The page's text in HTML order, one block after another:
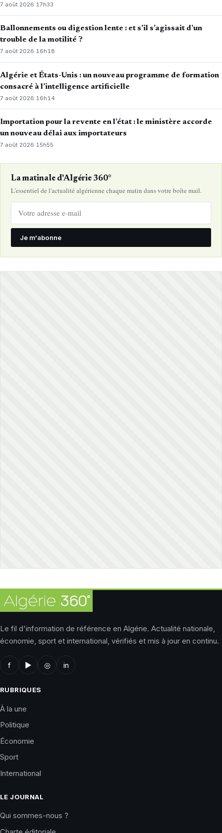
7 août 2026· 17h33
Ballonnements ou digestion lente : et s’il s’agissait d’un
trouble de la motilité ?
7 août 2026·16h18
Algérie et États-Unis : un nouveau programme de formation
consacré à l’intelligence artificielle
7 août 2026· 16h14
Importation pour la revente en l’état : le ministère accorde
un nouveau délai aux importateurs
7 août 2026·15h55
La matinale d'Algérie 360°
L'essentiel de l'actualité algérienne chaque matin dans votre boîte mail.
Je m'abonne
Le fil d'information de référence en Algérie. Actualité nationale,
économie, sport et international, vérifiés et mis à jour en continu.
f ▶ ◎ in
RUBRIQUES
À la une
Politique
Économie
Sport
International
LE JOURNAL
Qui sommes-nous ?